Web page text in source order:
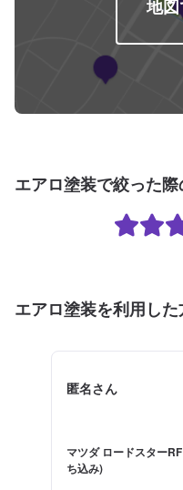
地
エアロ塗装で絞った
エアロ塗装を利用した
匿名さん
マツダ ロードスター
ち込み)